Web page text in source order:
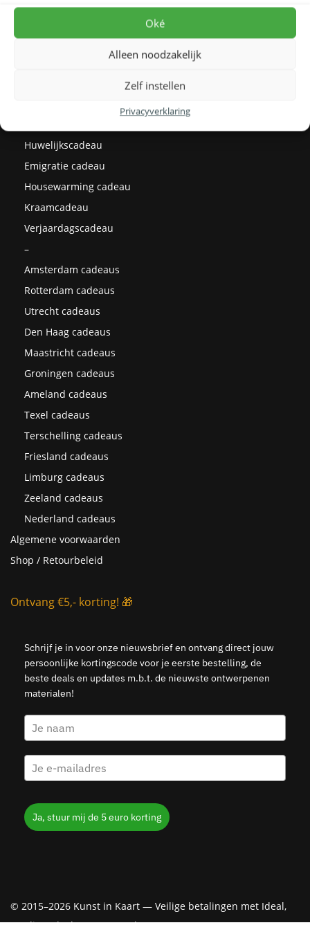
Oké
Alleen noodzakelijk
Zelf instellen
Privacyverklaring
Prijzen
Huwelijkscadeau
Emigratie cadeau
Housewarming cadeau
Kraamcadeau
Verjaardagscadeau
–
Amsterdam cadeaus
Rotterdam cadeaus
Utrecht cadeaus
Den Haag cadeaus
Maastricht cadeaus
Groningen cadeaus
Ameland cadeaus
Texel cadeaus
Terschelling cadeaus
Friesland cadeaus
Limburg cadeaus
Zeeland cadeaus
Nederland cadeaus
Algemene voorwaarden
Shop / Retourbeleid
Ontvang €5,- korting! 🎁
Schrijf je in voor onze nieuwsbrief en ontvang direct jouw
persoonlijke kortingscode voor je eerste bestelling, de
beste deals en updates m.b.t. de nieuwste ontwerpenen
materialen!
Ja, stuur mij de 5 euro korting
© 2015–2026 Kunst in Kaart — Veilige betalingen met Ideal,
Creditcard, Klarna & PayPal